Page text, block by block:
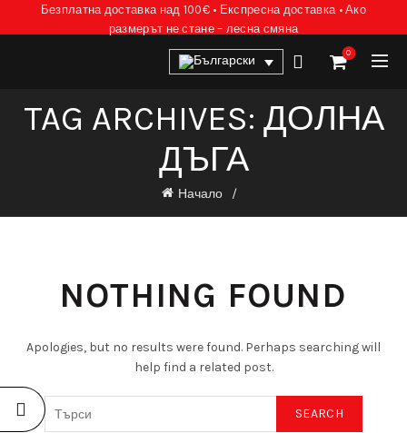
Безплатна доставка над 100€ • Експресна доставка • Ако
размерът не стане – лесна смяна
0
TAG ARCHIVES: ДОЛНА
ДЪГА
Начало
NOTHING FOUND
Apologies, but no results were found. Perhaps searching will
help find a related post.
SEARCH